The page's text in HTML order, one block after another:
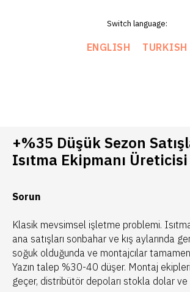
Switch language:
ENGLISH TURKISH
+%35 Düşük Sezon
Isıtma Ekipmanı Üreticisi
Sorun
Klasik mevsimsel işletme problemi.
ana satışları sonbahar ve kış aylarında
soğuk olduğunda ve montajcılar
Yazın talep %30-40 düşer. Montaj
geçer, distribütör depoları stokla dolar ve